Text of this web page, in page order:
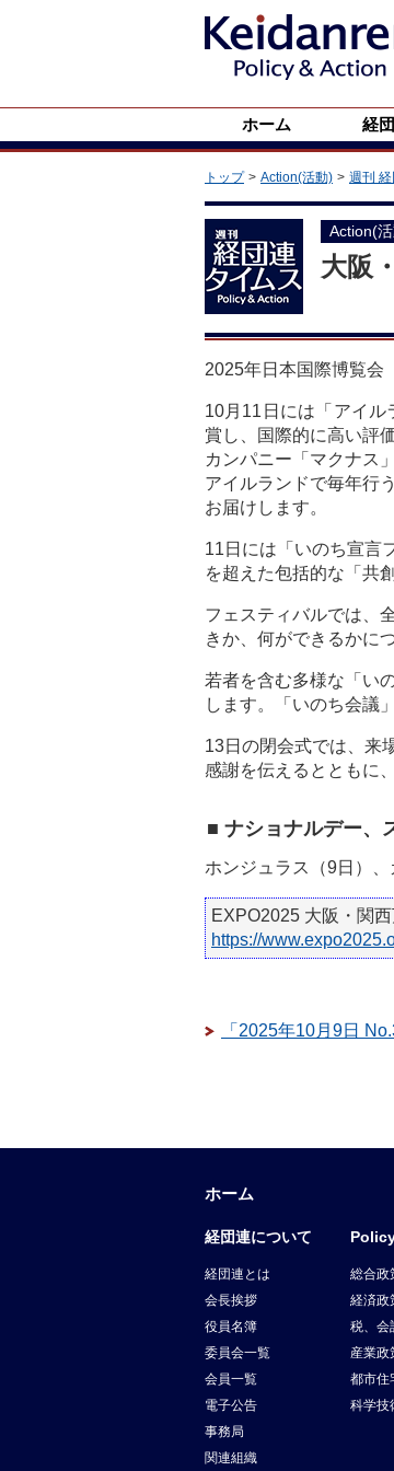
ホーム 経
トップ Action(活動) 週刊
Action(
大阪
2025年日本国際博覧会
10月11日には「アイ
賞し、国際的に高い評
カンパニー「マクナス
アイルランドで毎年行
お届けします。
11日には「いのち宣言
を超えた包括的な「共
フェスティバルでは、
きか、何ができるかに
若者を含む多様な「い
します。「いのち会議
13日の閉会式では、来
感謝を伝えるとともに
■ ナショナルデー、
ホンジュラス（9日）
EXPO2025 大阪・関
https://
「2025年10月9日
ホーム
経団連について
経団連とは
会長挨拶
役員名簿
委員会一覧
会員一覧
電子公告
事務局
関連組織
総合政
経済政
税、会
産業政
都市住
科学技